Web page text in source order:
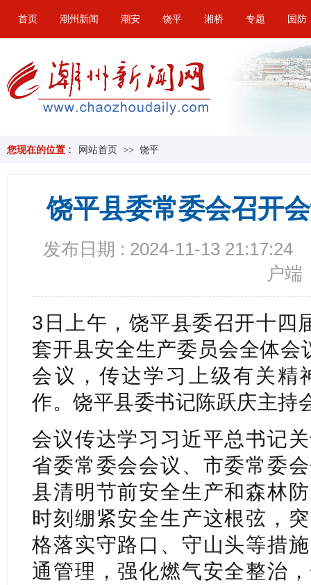
首页 潮州新闻 潮安 饶平 湘桥 专题 国防
您现在的位置 : 网站首页 >> 饶平
饶平县委常委会召开
发布日期 : 2024-11-13 21:17:24
户端
3日上午，饶平县委召开十四
套开县安全生产委员会全体会
会议，传达学习上级有关精
作。饶平县委书记陈跃庆主持
会议传达学习习近平总书记
省委常委会会议、市委常委
县清明节前安全生产和森林
时刻绷紧安全生产这根弦，
格落实守路口、守山头等措
通管理，强化燃气安全整治